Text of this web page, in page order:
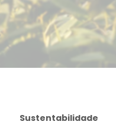
Sustentabilidade